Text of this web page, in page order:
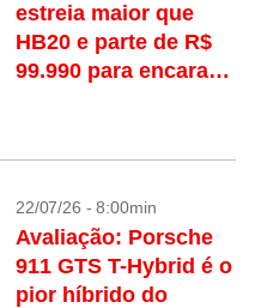
estreia maior que
HB20 e parte de R$
99.990 para encarar
22/07/26 - 8:00min
Avaliação: Porsche
911 GTS T-Hybrid é o
pior híbrido do